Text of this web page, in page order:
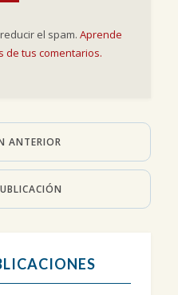
el spam. Aprende
de tus comentarios.
ANTERIOR